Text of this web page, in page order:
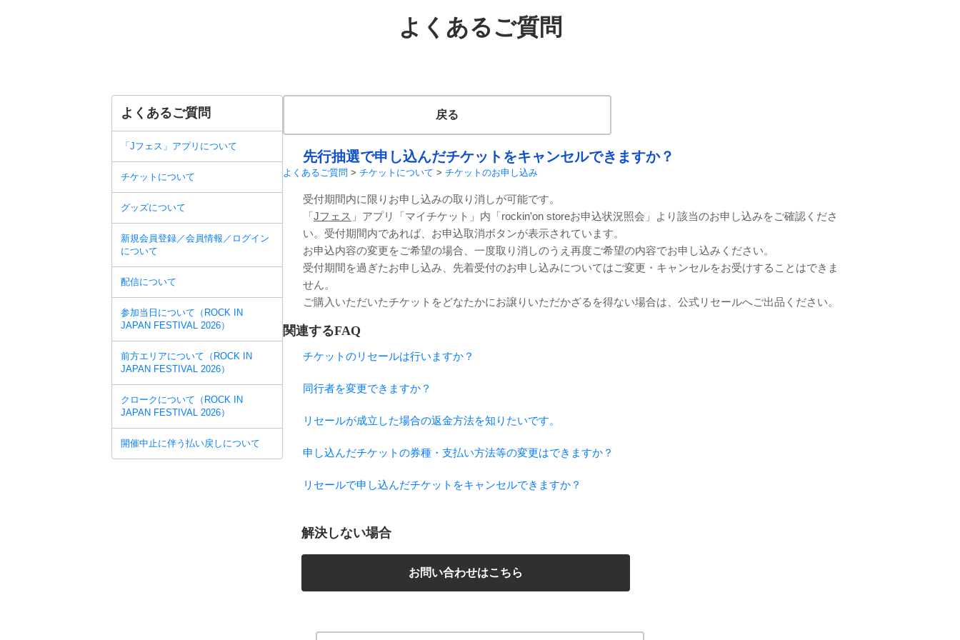
よくあるご質問
よくあるご質問
「Jフェス」アプリについて
チケットについて
グッズについて
新規会員登録／会員情報／ログイン
について
配信について
参加当日について（ROCK IN
JAPAN FESTIVAL 2026）
前方エリアについて（ROCK IN
JAPAN FESTIVAL 2026）
クロークについて（ROCK IN
JAPAN FESTIVAL 2026）
開催中止に伴う払い戻しについて
戻る
先行抽選で申し込んだチケットをキャンセルできますか？
よくあるご質問 > チケットについて > チケットのお申し込み
受付期間内に限りお申し込みの取り消しが可能です。
「Jフェス 」アプリ「マイチケット」内「rockin'on storeお申込状況照会」より該当のお申し込みをご確認くださ
い。受付期間内であれば、お申込取消ボタンが表示されています。
お申込内容の変更をご希望の場合、一度取り消しのうえ再度ご希望の内容でお申し込みください。
受付期間を過ぎたお申し込み、先着受付のお申し込みについてはご変更・キャンセルをお受けすることはできま
せん。
ご購入いただいたチケットをどなたかにお譲りいただかざるを得ない場合は、公式リセールへご出品ください。
関連するFAQ
チケットのリセールは行いますか？
同行者を変更できますか？
リセールが成立した場合の返金方法を知りたいです。
申し込んだチケットの券種・支払い方法等の変更はできますか？
リセールで申し込んだチケットをキャンセルできますか？
解決しない場合
お問い合わせはこちら